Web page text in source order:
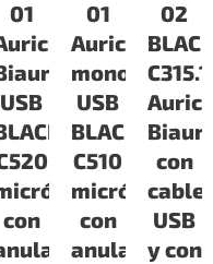
01
USB
con
01
Auricular
monoaural
USB
BLACKWIRE
C510
micrófono
con
anulación
02
C315.1
con
cable
USB
y con